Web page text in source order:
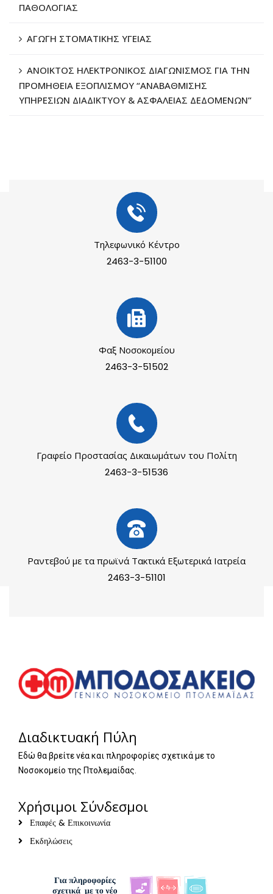
ΠΑΘΟΛΟΓΙΑΣ
ΑΓΩΓΗ ΣΤΟΜΑΤΙΚΗΣ ΥΓΕΙΑΣ
ΑΝΟΙΚΤΟΣ ΗΛΕΚΤΡΟΝΙΚΟΣ ΔΙΑΓΩΝΙΣΜΟΣ ΓΙΑ ΤΗΝ
ΠΡΟΜΗΘΕΙΑ ΕΞΟΠΛΙΣΜΟΥ “ΑΝΑΒΑΘΜΙΣΗΣ
ΥΠΗΡΕΣΙΩΝ ΔΙΑΔΙΚΤΥΟΥ & ΑΣΦΑΛΕΙΑΣ ΔΕΔΟΜΕΝΩΝ”
Τηλεφωνικό Κέντρο
2463-3-51100
Φαξ Νοσοκομείου
2463-3-51502
Γραφείο Προστασίας Δικαιωμάτων του Πολίτη
2463-3-51536
Ραντεβού με τα πρωϊνά Τακτικά Εξωτερικά Ιατρεία
2463-3-51101
Διαδικτυακή Πύλη
Εδώ θα βρείτε νέα και πληροφορίες σχετικά με το
Νοσοκομείο της Πτολεμαίδας.
Χρήσιμοι Σύνδεσμοι
Επαφές & Επικοινωνία
Εκδηλώσεις